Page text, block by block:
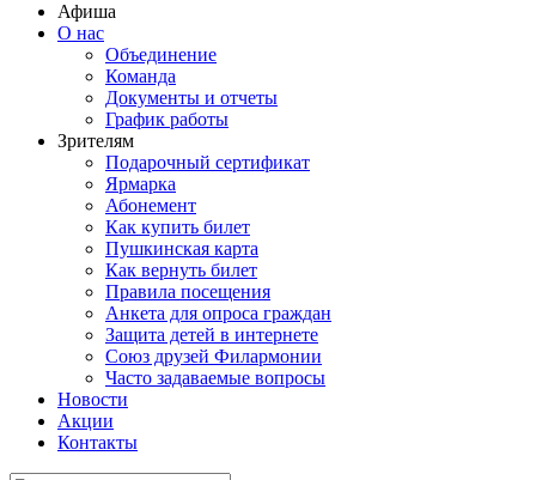
Афиша
О нас
Объединение
Команда
Документы и отчеты
График работы
Зрителям
Подарочный сертификат
Ярмарка
Абонемент
Как купить билет
Пушкинская карта
Как вернуть билет
Правила посещения
Анкета для опроса граждан
Защита детей в интернете
Союз друзей Филармонии
Часто задаваемые вопросы
Новости
Акции
Контакты